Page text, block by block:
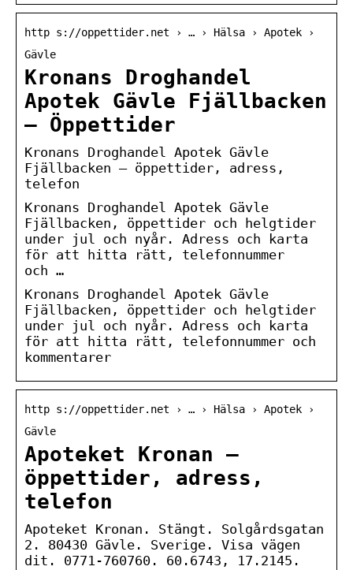
http s://oppettider.net › … › Hälsa › Apotek ›
Gävle
Kronans Droghandel
Apotek Gävle Fjällbacken
– Öppettider
Kronans Droghandel Apotek Gävle
Fjällbacken – öppettider, adress,
telefon
Kronans Droghandel Apotek Gävle
Fjällbacken, öppettider och helgtider
under jul och nyår. Adress och karta
för att hitta rätt, telefonnummer
och …
Kronans Droghandel Apotek Gävle
Fjällbacken, öppettider och helgtider
under jul och nyår. Adress och karta
för att hitta rätt, telefonnummer och
kommentarer
http s://oppettider.net › … › Hälsa › Apotek ›
Gävle
Apoteket Kronan –
öppettider, adress,
telefon
Apoteket Kronan. Stängt. Solgårdsgatan
2. 80430 Gävle. Sverige. Visa vägen
dit. 0771-760760. 60.6743, 17.2145.